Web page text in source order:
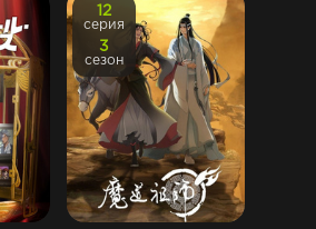
12
серия
3
сезон